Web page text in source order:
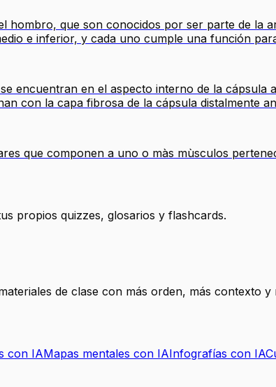
hombro, que son conocidos por ser parte de la
e inferior, y cada uno cumple una función
encuentran en el aspecto interno de la
con la capa fibrosa de la cápsula distalmente
que componen a uno o màs mùsculos
propios quizzes, glosarios y flashcards.
de clase con más orden, más contexto y
con IAMapas mentales con IAInfografías con IA